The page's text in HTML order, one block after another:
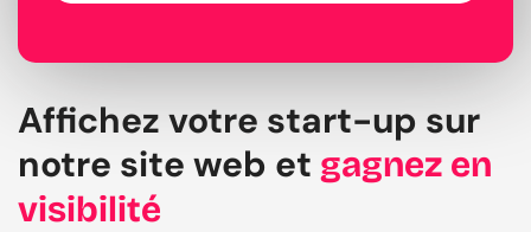
Affichez votre start-up sur
notre site web et gagnez en
visibilité